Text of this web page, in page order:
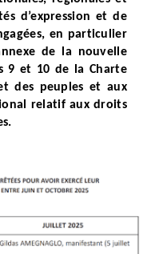
d’expression et de
en particulier
de la nouvelle
9 et 10 de la Charte
des peuples et aux
relatif aux droits